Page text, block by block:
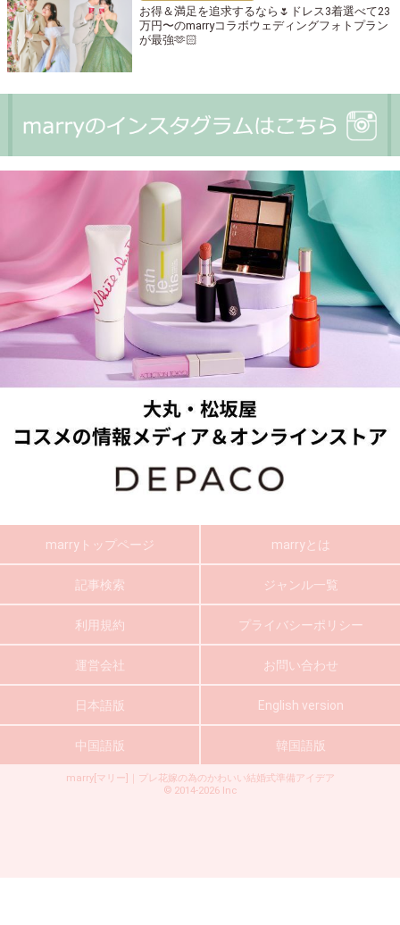
お得＆満足を追求するなら🌷ドレス3着選べて23
万円〜のmarryコラボウェディングフォトプラン
が最強🫶🏻
marryトップページ marryとは
記事検索 ジャンル一覧
利用規約 プライバシーポリシー
運営会社 お問い合わせ
日本語版 English version
中国語版 韓国語版
marry[マリー]｜プレ花嫁の為のかわいい結婚式準備アイデア
© 2014-2026 Inc